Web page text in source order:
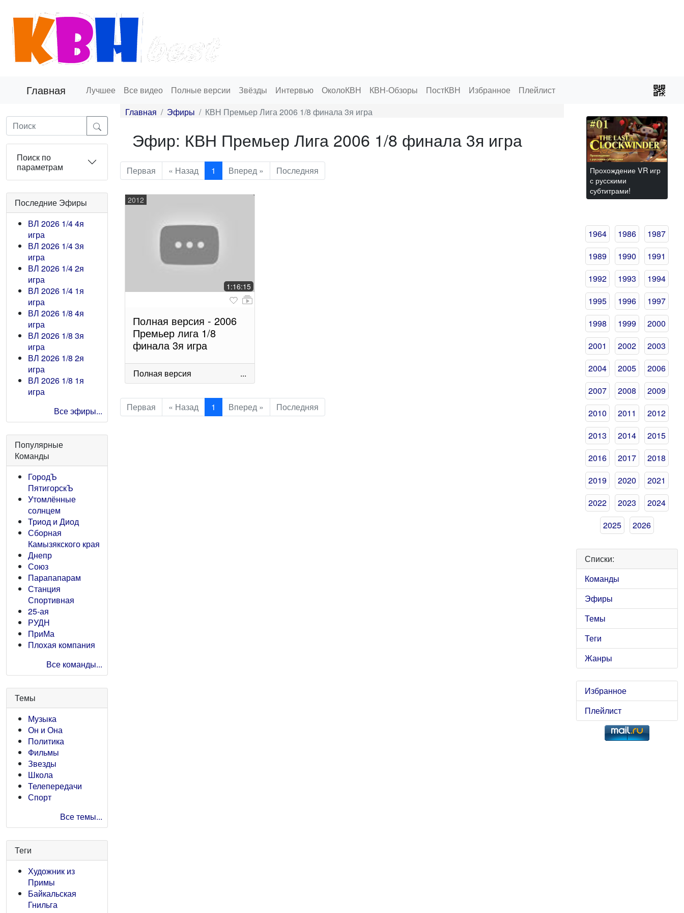
Главная Лучшее Все видео Полные версии Звёзды Интервью ОколоКВН КВН-Обзоры ПостКВН Избранное Плейлист
Поиск по
параметрам
Последние Эфиры
ВЛ 2026 1/4 4я
игра
ВЛ 2026 1/4 3я
игра
ВЛ 2026 1/4 2я
игра
ВЛ 2026 1/4 1я
игра
ВЛ 2026 1/8 4я
игра
ВЛ 2026 1/8 3я
игра
ВЛ 2026 1/8 2я
игра
ВЛ 2026 1/8 1я
игра
Все эфиры...
Популярные
Команды
ГородЪ
ПятигорскЪ
Утомлённые
солнцем
Триод и Диод
Сборная
Камызякского края
Днепр
Союз
Парапапарам
Станция
Спортивная
25-ая
РУДН
ПриМа
Плохая компания
Все команды...
Темы
Музыка
Он и Она
Политика
Фильмы
Звезды
Школа
Телепередачи
Спорт
Все темы...
Теги
Художник из
Примы
Байкальская
Гнильга
Главная Эфиры КВН Премьер Лига 2006 1/8 финала 3я игра
Эфир: КВН Премьер Лига 2006 1/8 финала 3я игра
Первая « Назад 1 Вперед » Последняя
2012
1:16:15
Полная версия - 2006
Премьер лига 1/8
финала 3я игра
Полная версия ...
Первая « Назад 1 Вперед » Последняя
Прохождение VR игр
с русскими
субтитрами!
1964 1986
1987
1989
1990
1991
1992
1993
1994
1995
1996
1997
1998
1999
2000
2001
2002
2003
2004
2005
2006
2007
2008
2009
2010
2011
2012
2013
2014
2015
2016
2017
2018
2019
2020
2021
2022
2023
2024
2025
2026
Списки:
Команды
Эфиры
Темы
Теги
Жанры
Избранное
Плейлист